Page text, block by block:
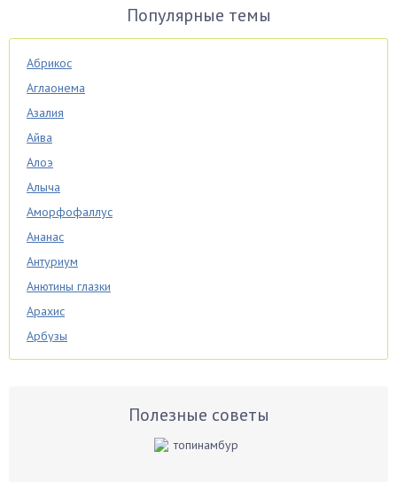
Популярные темы
Абрикос
Аглаонема
Азалия
Айва
Алоэ
Алыча
Аморфофаллус
Ананас
Антуриум
Анютины глазки
Арахис
Арбузы
Аспарагус
Полезные советы